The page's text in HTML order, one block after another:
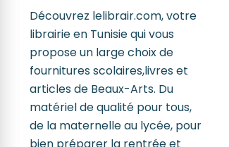
Découvrez lelibrair.com, votre
librairie en Tunisie qui vous
propose un large choix de
fournitures scolaires,livres et
articles de Beaux-Arts. Du
matériel de qualité pour tous,
de la maternelle au lycée, pour
bien préparer la rentrée et